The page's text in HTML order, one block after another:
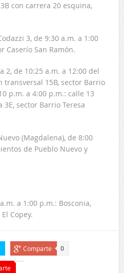
con carrera 20 esquina,
3, de 9:30 a.m. a 1:00
Caserío San Ramón.
2, de 10:25 a.m. a 12:00 del
transversal 15B, sector Barrio
p.m. a 4:00 p.m.: calle 13
sector Barrio Teresa
(Magdalena), de 8:00
de Pueblo Nuevo y
a 1:00 p.m.: Bosconia,
Copey.
Comparte 0